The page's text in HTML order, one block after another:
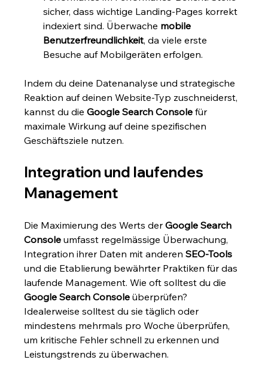
sicher, dass wichtige Landing-Pages korrekt
indexiert sind. Überwache mobile
Benutzerfreundlichkeit, da viele erste
Besuche auf Mobilgeräten erfolgen.
Indem du deine Datenanalyse und strategische
Reaktion auf deinen Website-Typ zuschneiderst,
kannst du die Google Search Console für
maximale Wirkung auf deine spezifischen
Geschäftsziele nutzen.
Integration und laufendes
Management
Die Maximierung des Werts der Google Search
Console umfasst regelmässige Überwachung,
Integration ihrer Daten mit anderen SEO-Tools
und die Etablierung bewährter Praktiken für das
laufende Management. Wie oft solltest du die
Google Search Console überprüfen?
Idealerweise solltest du sie täglich oder
mindestens mehrmals pro Woche überprüfen,
um kritische Fehler schnell zu erkennen und
Leistungstrends zu überwachen.